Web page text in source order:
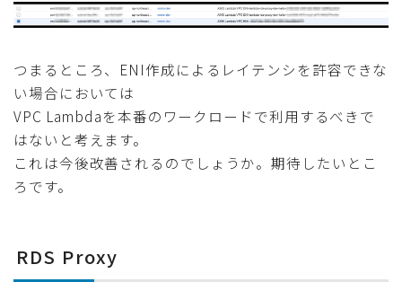
つまるところ、ENI作成によるレイテンシを許容できな
い場合においては
VPC Lambdaを本番のワークロードで利用するべきで
はないと考えます。
これは今後改善されるのでしょうか。期待したいとこ
ろです。
RDS Proxy